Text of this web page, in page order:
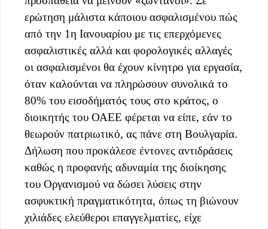
ερώτηση μάλιστα κάποιου ασφαλισμένου πώς
από την 1η Ιανουαρίου με τις επερχόμενες
ασφαλιστικές αλλά και φορολογικές αλλαγές
οι ασφαλισμένοι θα έχουν κίνητρο για εργασία,
όταν καλούνται να πληρώσουν συνολικά το
80% του εισοδήματός τους στο κράτος, ο
διοικητής του ΟΑΕΕ φέρεται να είπε, εάν το
θεωρούν πατριωτικό, ας πάνε στη Βουλγαρία.
Δήλωση που προκάλεσε έντονες αντιδράσεις
καθώς η προφανής αδυναμία της διοίκησης
του Οργανισμού να δώσει λύσεις στην
ασφυκτική πραγματικότητα, όπως τη βιώνουν
χιλιάδες ελεύθεροι επαγγελματίες, είχε